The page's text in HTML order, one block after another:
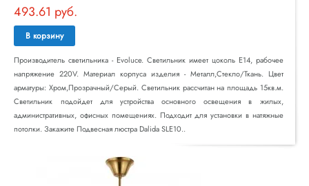
493.61 руб.
В корзину
Производитель светильника - Evoluce. Светильник имеет цоколь E14, рабочее
напряжение 220V. Материал корпуса изделия - Металл,Стекло/Ткань. Цвет
арматуры: Хром,Прозрачный/Серый. Светильник рассчитан на площадь 15кв.м.
Светильник подойдет для устройства основного освещения в жилых,
административных, офисных помещениях. Подходит для установки в натяжные
потолки. Закажите Подвесная люстра Dalida SLE10..